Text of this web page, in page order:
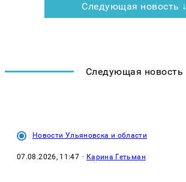
Следующая новость ↓
Следующая новость
Новости Ульяновска и области
07.08.2026, 11:47 · Карина Гетьман